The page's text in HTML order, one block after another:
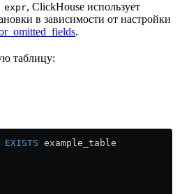
expr, ClickHouse использует
в зависимости от настройки
.
таблицу:
EXISTS example_table